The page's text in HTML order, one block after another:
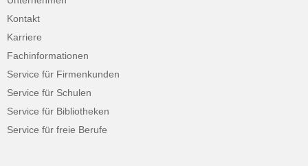
Kontakt
Karriere
Fachinformationen
Service für Firmenkunden
Service für Schulen
Service für Bibliotheken
Service für freie Berufe